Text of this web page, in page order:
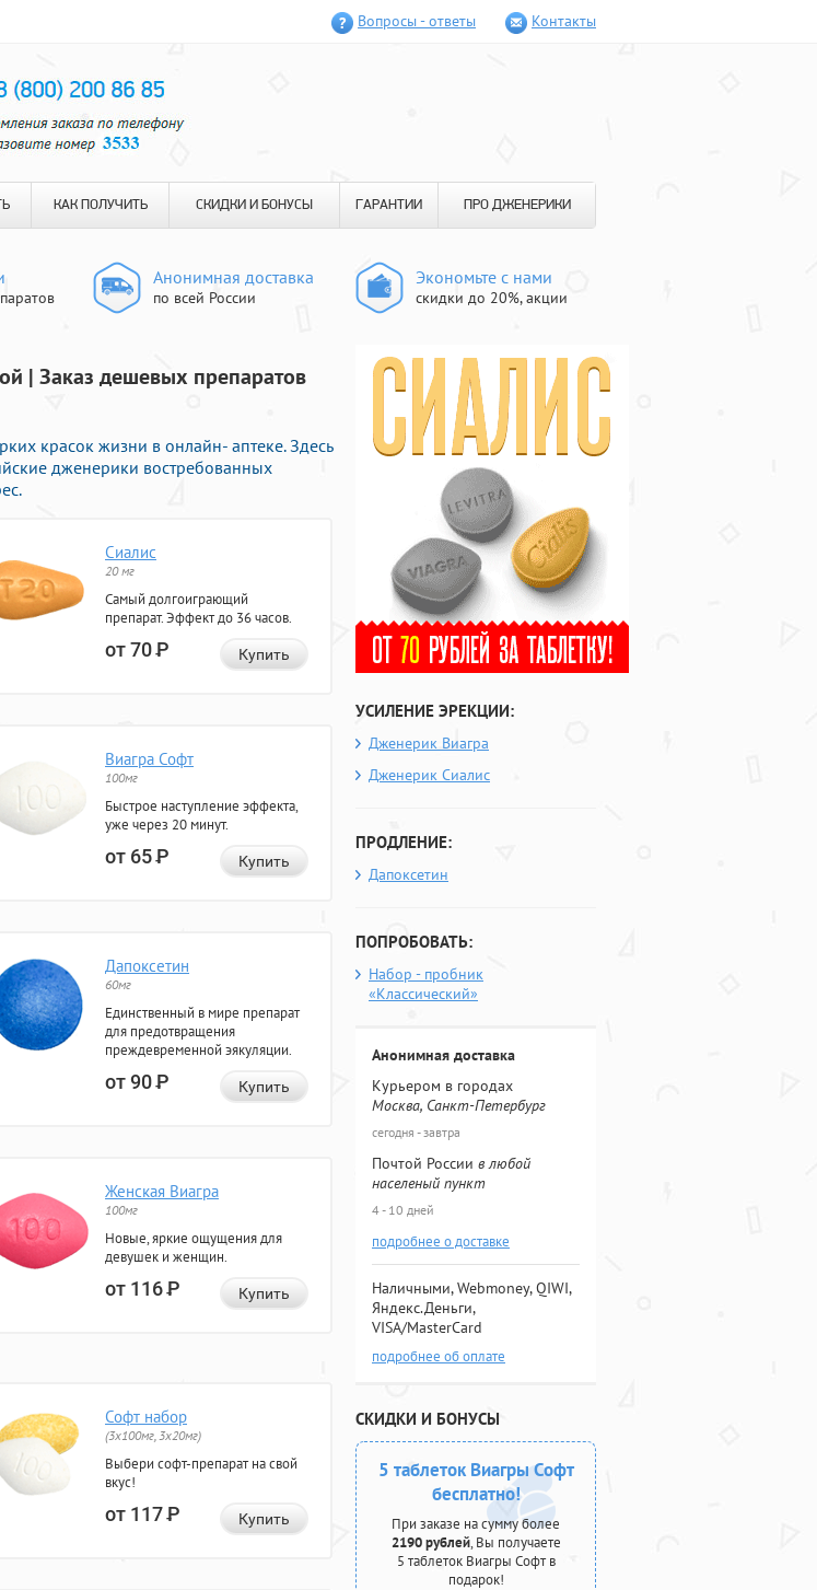
Вопросы - ответы Контакты
КАК ПОЛУЧИТЬ СКИДКИ И БОНУСЫ ГАРАНТИИ ПРО ДЖЕНЕРИКИ
Анонимная доставка
по всей России
Экономьте с нами
скидки до 20%, акции
| Заказ дешевых препаратов
красок жизни в онлайн- аптеке. Здесь
дженерики востребованных
Сиалис
20 мг
Самый долгоиграющий
препарат. Эффект до 36 часов.
от 70Р Купить
Виагра Софт
100мг
Быстрое наступление эффекта,
уже через 20 минут.
от 65Р Купить
Дапоксетин
60мг
Единственный в мире препарат
для предотвращения
преждевременной эякуляции.
от 90Р Купить
Женская Виагра
100мг
Новые, яркие ощущения для
девушек и женщин.
от 116Р Купить
Софт набор
(3x100мг, 3x20мг)
Выбери софт-препарат на свой
вкус!
от 117Р Купить
УСИЛЕНИЕ ЭРЕКЦИИ:
Дженерик Виагра
Дженерик Сиалис
ПРОДЛЕНИЕ:
Дапоксетин
ПОПРОБОВАТЬ:
Набор - пробник
«Классический»
Анонимная доставка
Курьером в городах
Москва, Санкт-Петербург
сегодня - завтра
Почтой России в любой
населеный пункт
4 - 10 дней
подробнее о доставке
Наличными, Webmoney, QIWI,
Яндекс.Деньги,
VISA/MasterCard
подробнее об оплате
СКИДКИ И БОНУСЫ
5 таблеток Виагры Софт
бесплатно!
При заказе на сумму более
2190 рублей, Вы получаете
5 таблеток Виагры Софт в
подарок!